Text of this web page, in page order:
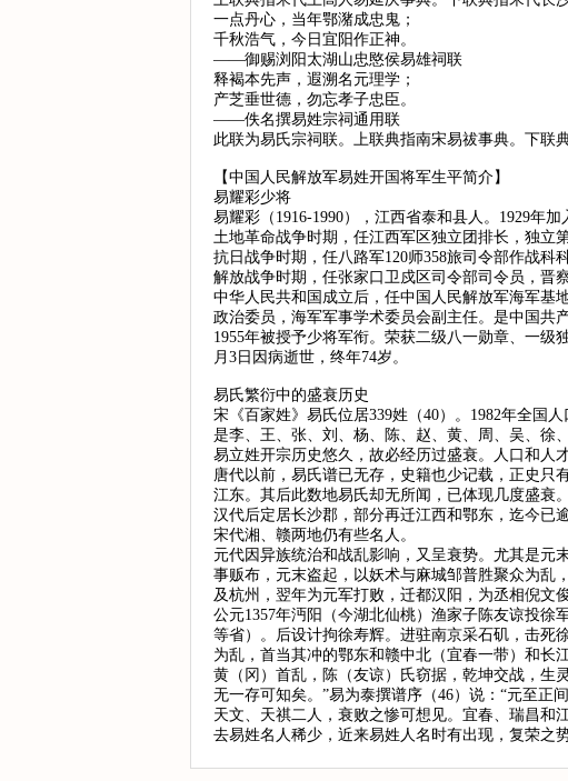
一点丹心，当年鄂潴成忠鬼；
千秋浩气，今日宜阳作正神。
——御赐浏阳太湖山忠愍侯易雄祠联
释褐本先声，遐溯名元理学；
产芝垂世德，勿忘孝子忠臣。
——佚名撰易姓宗祠通用联
此联为易氏宗祠联。上联典指南宋易祓事典。下联
【中国人民解放军易姓开国将军生平简介】
易耀彩少将
易耀彩（1916-1990），江西省泰和县人。1929年
土地革命战争时期，任江西军区独立团排长，独立
抗日战争时期，任八路军120师358旅司令部作战科
解放战争时期，任张家口卫戍区司令部司令员，晋
中华人民共和国成立后，任中国人民解放军海军基
政治委员，海军军事学术委员会副主任。是中国共
1955年被授予少将军衔。荣获二级八一勋章、一级
月3日因病逝世，终年74岁。
易氏繁衍中的盛衰历史
宋《百家姓》易氏位居339姓（40）。1982年全国
是李、王、张、刘、杨、陈、赵、黄、周、吴、徐
易立姓开宗历史悠久，故必经历过盛衰。人口和人
唐代以前，易氏谱已无存，史籍也少记载，正史只
江东。其后此数地易氏却无所闻，已体现几度盛衰。
汉代后定居长沙郡，部分再迁江西和鄂东，迄今已
宋代湘、赣两地仍有些名人。
元代因异族统治和战乱影响，又呈衰势。尤其是元
事贩布，元末盗起，以妖术与麻城邹普胜聚众为乱
及杭州，翌年为元军打败，迁都汉阳，为丞相倪文
公元1357年沔阳（今湖北仙桃）渔家子陈友谅投徐
等省）。后设计拘徐寿辉。进驻南京采石矶，击死
为乱，首当其冲的鄂东和赣中北（宜春一带）和长
黄（冈）首乱，陈（友谅）氏窃据，乾坤交战，生
无一存可知矣。”易为泰撰谱序（46）说：“元至正
天文、天祺二人，衰败之惨可想见。宜春、瑞昌和
去易姓名人稀少，近来易姓人名时有出现，复荣之